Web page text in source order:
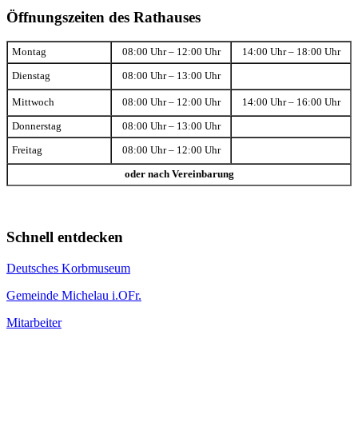
Öffnungszeiten des Rathauses
Montag 08:00 Uhr – 12:00 Uhr 14:00 Uhr – 18:00 Uhr
Dienstag 08:00 Uhr – 13:00 Uhr
Mittwoch 08:00 Uhr – 12:00 Uhr 14:00 Uhr – 16:00 Uhr
Donnerstag 08:00 Uhr – 13:00 Uhr
Freitag 08:00 Uhr – 12:00 Uhr
oder nach Vereinbarung
Schnell entdecken
Deutsches Korbmuseum
Gemeinde Michelau i.OFr.
Mitarbeiter